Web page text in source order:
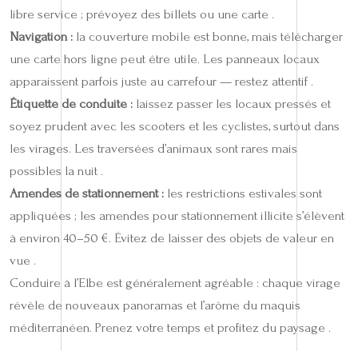
libre service ; prévoyez des billets ou une carte .
Navigation : la couverture mobile est bonne, mais télécharger
une carte hors ligne peut être utile. Les panneaux locaux
apparaissent parfois juste au carrefour — restez attentif .
Étiquette de conduite : laissez passer les locaux pressés et
soyez prudent avec les scooters et les cyclistes, surtout dans
les virages. Les traversées d’animaux sont rares mais
possibles la nuit .
Amendes de stationnement : les restrictions estivales sont
appliquées ; les amendes pour stationnement illicite s’élèvent
à environ 40–50 €. Évitez de laisser des objets de valeur en
vue .
Conduire à l’Elbe est généralement agréable : chaque virage
révèle de nouveaux panoramas et l’arôme du maquis
méditerranéen. Prenez votre temps et profitez du paysage .